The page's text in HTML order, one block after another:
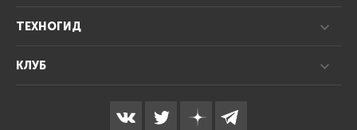
ТЕХНОГИД
КЛУБ